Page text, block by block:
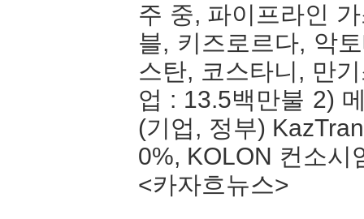
주 중, 파이프라인
블, 키즈로르다, 악
스탄, 코스타니, 만
업 : 13.5백만불 2)
(기업, 정부)
0%, KOLON 컨소시
<카자흐뉴스>